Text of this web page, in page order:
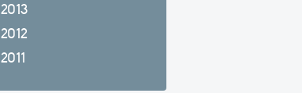
2013
2012
2011